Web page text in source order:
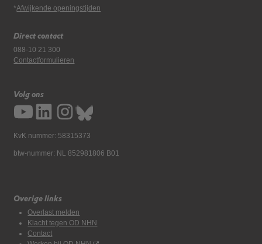
*Afwijkende openingstijden
Direct contact
088-10 21 300
Contactformulieren
Volg ons
KvK nummer: 58315373
btw-nummer: NL 852981806 B01
Overige links
Overlast melden
Klacht tegen OD NHN
Contact